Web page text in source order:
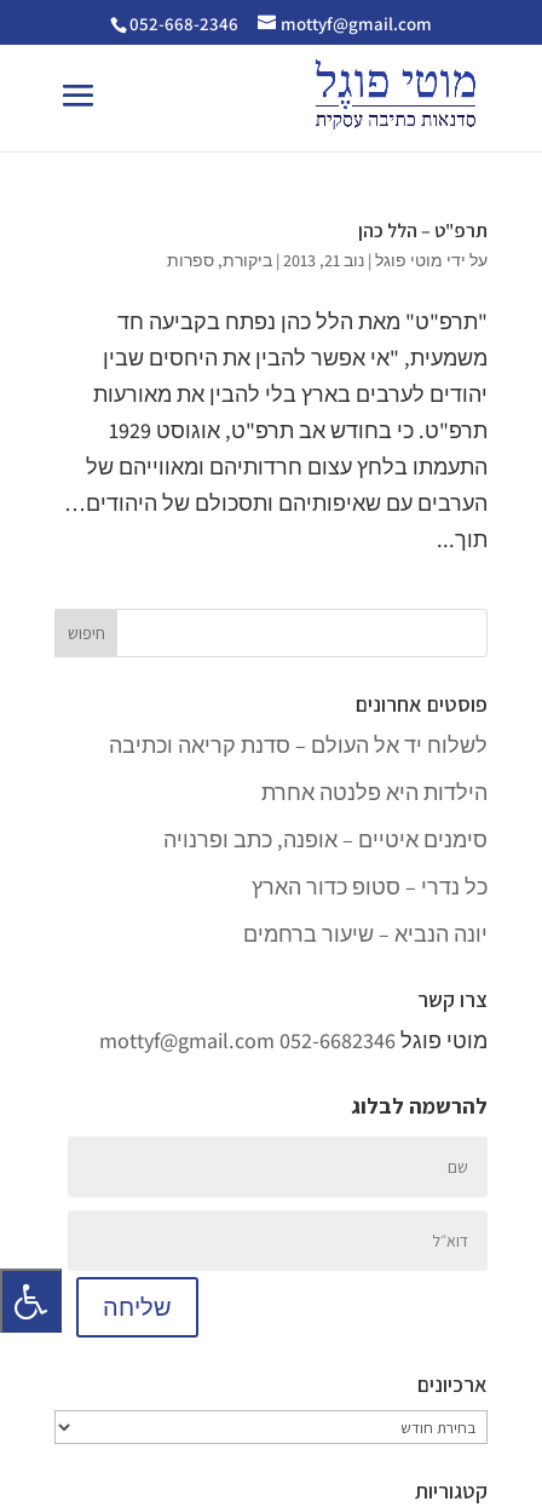
052-668-2346 mottyf@gmail.com
תרפ"ט – הלל כהן
על ידי מוטי פוגל| נוב 21, 2013 | ביקורת, ספרות
"תרפ"ט" מאת הלל כהן נפתח בקביעה חד
משמעית, "אי אפשר להבין את היחסים שבין
יהודים לערבים בארץ בלי להבין את מאורעות
תרפ"ט. כי בחודש אב תרפ"ט, אוגוסט 1929
התעמתו בלחץ עצום חרדותיהם ומאווייהם של
הערבים עם שאיפותיהם ותסכולם של היהודים…
תוך...
פוסטים אחרונים
לשלוח יד אל העולם – סדנת קריאה וכתיבה
הילדות היא פלנטה אחרת
סימנים איטיים – אופנה, כתב ופרנויה
כל נדרי – סטופ כדור הארץ
יונה הנביא – שיעור ברחמים
צרו קשר
מוטי פוגל052-6682346
mottyf@gmail.com
להרשמה לבלוג
שליחה
ארכיונים
ארכיונים
קטגוריות